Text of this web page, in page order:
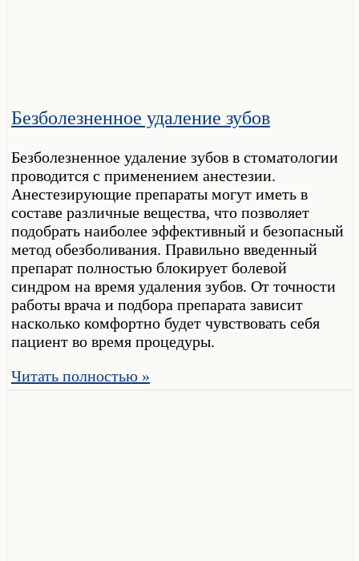
Безболезненное удаление зубов
Безболезненное удаление зубов в стоматологии
проводится с применением анестезии.
Анестезирующие препараты могут иметь в
составе различные вещества, что позволяет
подобрать наиболее эффективный и безопасный
метод обезболивания. Правильно введенный
препарат полностью блокирует болевой
синдром на время удаления зубов. От точности
работы врача и подбора препарата зависит
насколько комфортно будет чувствовать себя
пациент во время процедуры.
Читать полностью »